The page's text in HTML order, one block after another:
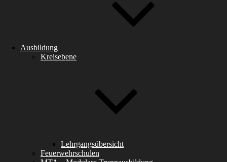
Ausbildung
Kreisebene
Lehrgangsübersicht
Feuerwehrschulen